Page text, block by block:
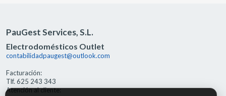
PauGest Services, S.L.
Electrodomésticos Outlet
contabilidadpaugest@outlook.com
Facturación:
Tlf. 625 243 343
Atención al cliente: